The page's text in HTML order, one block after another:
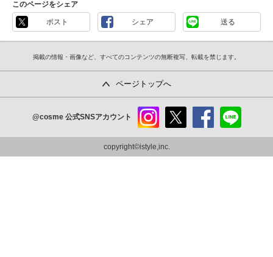
このページをシェア
ポスト シェア 送る
掲載の情報・画像など、すべてのコンテンツの無断複写、転載を禁じます。
ページトップへ
@cosme 公式SNSアカウント
ram
copyright©istyle,inc.